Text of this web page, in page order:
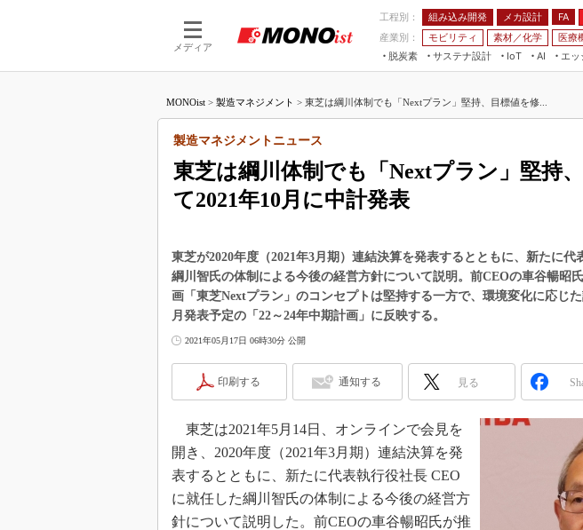
メディア
工程別： 組み込み開発 メカ設計 FA
産業別：
モビリティ 素材／化学 医療
脱炭素
サステナ設計
IoT
つながる工場
AI
AI×設備保全
エッ
JIMTOF
IIFES
TECHNO-FRONTIER
人テク展
日本ものづくりワール
AUTOMOTIVE WORLD
つながるクル
VR／AR
フィールド
組み込みモ
Windows
無償設計ツー
3Dプリンタ
デジタルツ
インダスト
イノベーシ
MONOist > 製造マネジメント > 東芝は綱川体制でも「Nextプラン」堅持、目標値を修...
東芝は綱川体制でも「Nextプラン」堅持
て2021年10月に中計発表
製造マネジメントニュース
東芝が2020年度（2021年3月期）連結決算を発表するとともに、新たに代
綱川智氏の体制による今後の経営方針について説明。前CEOの車谷暢昭
画「東芝Nextプラン」のコンセプトは堅持する一方で、環境変化に応じ
月発表予定の「22～24年中期計画」に反映する。
2021年05月17日 06時30分 公開
印刷する 通知する 見る
東芝は2021年5月14日、オンラインで会見を
開き、2020年度（2021年3月期）連結決算を発
表するとともに、新たに代表執行役社長 CEO
に就任した綱川智氏の体制による今後の経営方
針について説明した。前CEOの車谷暢昭氏が推